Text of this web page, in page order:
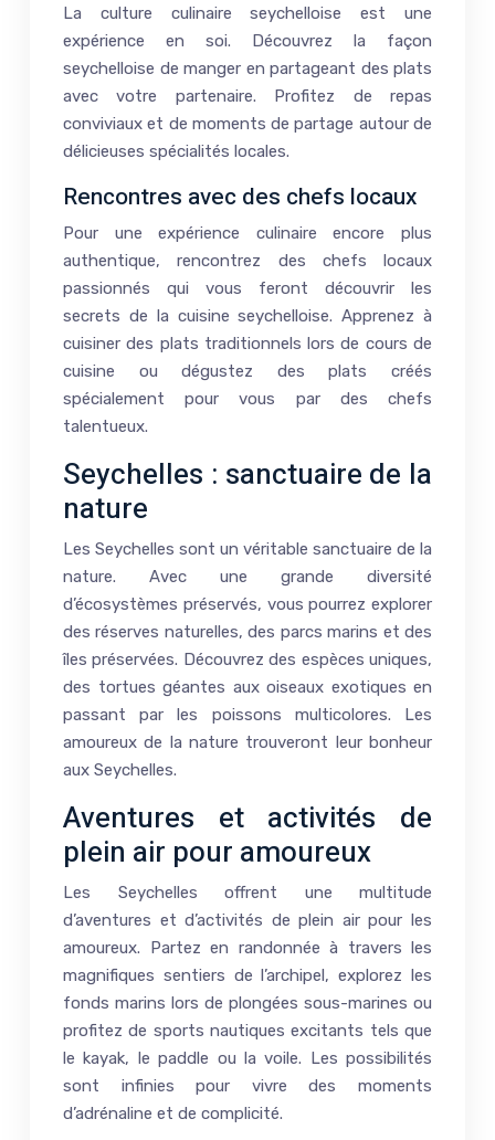
La culture culinaire seychelloise est une
expérience en soi. Découvrez la façon
seychelloise de manger en partageant des plats
avec votre partenaire. Profitez de repas
conviviaux et de moments de partage autour de
délicieuses spécialités locales.
Rencontres avec des chefs locaux
Pour une expérience culinaire encore plus
authentique, rencontrez des chefs locaux
passionnés qui vous feront découvrir les
secrets de la cuisine seychelloise. Apprenez à
cuisiner des plats traditionnels lors de cours de
cuisine ou dégustez des plats créés
spécialement pour vous par des chefs
talentueux.
Seychelles : sanctuaire de la
nature
Les Seychelles sont un véritable sanctuaire de la
nature. Avec une grande diversité
d’écosystèmes préservés, vous pourrez explorer
des réserves naturelles, des parcs marins et des
îles préservées. Découvrez des espèces uniques,
des tortues géantes aux oiseaux exotiques en
passant par les poissons multicolores. Les
amoureux de la nature trouveront leur bonheur
aux Seychelles.
Aventures et activités de
plein air pour amoureux
Les Seychelles offrent une multitude
d’aventures et d’activités de plein air pour les
amoureux. Partez en randonnée à travers les
magnifiques sentiers de l’archipel, explorez les
fonds marins lors de plongées sous-marines ou
profitez de sports nautiques excitants tels que
le kayak, le paddle ou la voile. Les possibilités
sont infinies pour vivre des moments
d’adrénaline et de complicité.